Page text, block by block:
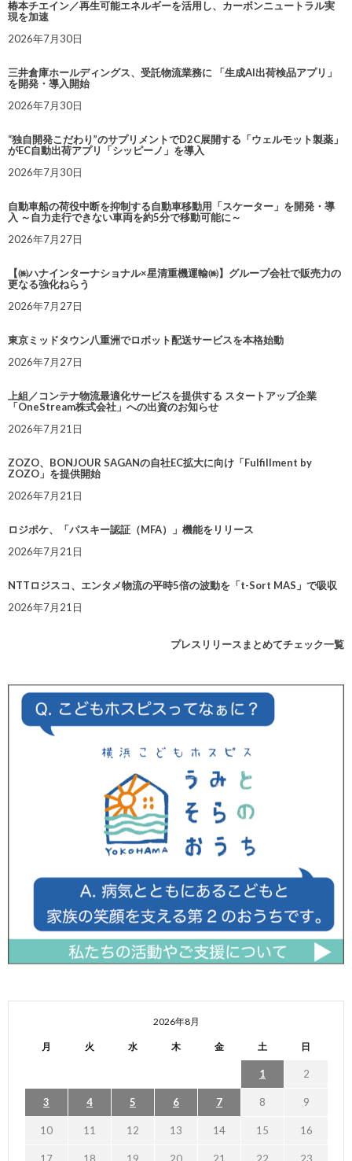
椿本チエイン／再生可能エネルギーを活用し、カーボンニュートラル実
現を加速
2026年7月30日
三井倉庫ホールディングス、受託物流業務に 「生成AI出荷検品アプリ」
を開発・導入開始
2026年7月30日
“独自開発こだわり”のサプリメントでD2C展開する「ウェルモット製薬」
がEC自動出荷アプリ「シッピーノ」を導入
2026年7月30日
自動車船の荷役中断を抑制する自動車移動用「スケーター」を開発・導
入 ～自力走行できない車両を約5分で移動可能に～
2026年7月27日
【㈱ハナインターナショナル×星清重機運輸㈱】グループ会社で販売力の
更なる強化ねらう
2026年7月27日
東京ミッドタウン八重洲でロボット配送サービスを本格始動
2026年7月27日
上組／コンテナ物流最適化サービスを提供する スタートアップ企業
「OneStream株式会社」への出資のお知らせ
2026年7月21日
ZOZO、BONJOUR SAGANの自社EC拡大に向け「Fulfillment by
ZOZO」を提供開始
2026年7月21日
ロジポケ、「パスキー認証（MFA）」機能をリリース
2026年7月21日
NTTロジスコ、エンタメ物流の平時5倍の波動を「t-Sort MAS」で吸収
2026年7月21日
プレスリリースまとめてチェック一覧
2026年8月
月 火 水 木 金 土 日
1 2
3 4 5 6 7 8 9
10 11 12 13 14 15 16